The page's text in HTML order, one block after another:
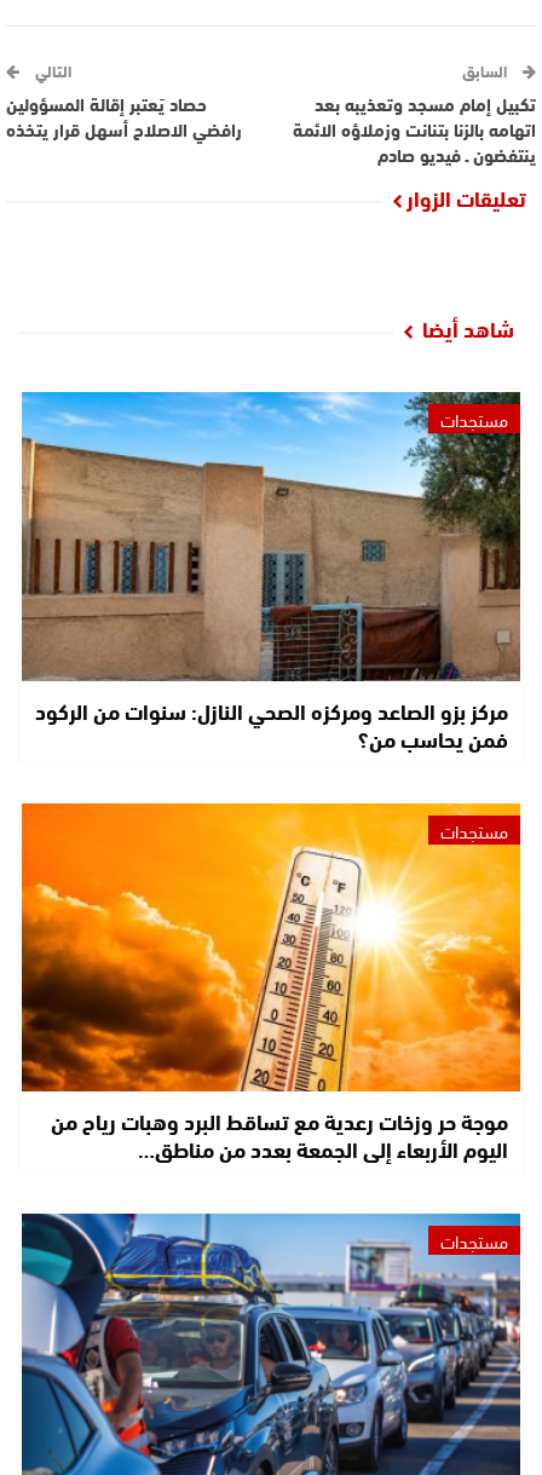
السابق
تكبيل إمام مسجد وتعذيبه بعد
اتهامه بالزنا بتنانت وزملاؤه الائمة
ينتفضون ـ فيديو صادم
التالي
حصاد يَعتبر إقالة المسؤولين
رافضي الاصلاح أسهل قرار يتخذه
تعليقات الزوار
شاهد أيضا
مستجدات
مركز بزو الصاعد ومركزه الصحي النازل: سنوات من الركود
فمن يحاسب من؟
مستجدات
موجة حر وزخات رعدية مع تساقط البرد وهبات رياح من
اليوم الأربعاء إلى الجمعة بعدد من مناطق…
مستجدات